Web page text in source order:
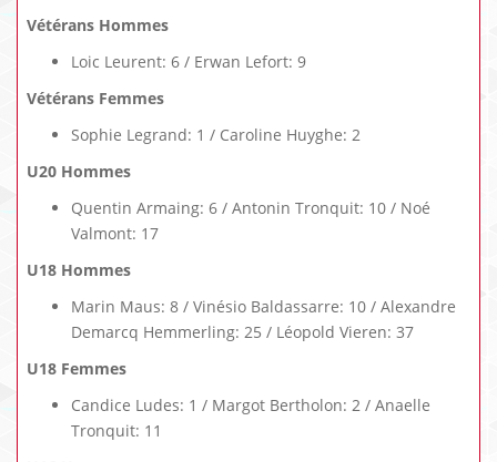
Vétérans Hommes
Loic Leurent: 6 / Erwan Lefort: 9
Vétérans Femmes
Sophie Legrand: 1 / Caroline Huyghe: 2
U20 Hommes
Quentin Armaing: 6 / Antonin Tronquit: 10 / Noé
Valmont: 17
U18 Hommes
Marin Maus: 8 / Vinésio Baldassarre: 10 / Alexandre
Demarcq Hemmerling: 25 / Léopold Vieren: 37
U18 Femmes
Candice Ludes: 1 / Margot Bertholon: 2 / Anaelle
Tronquit: 11